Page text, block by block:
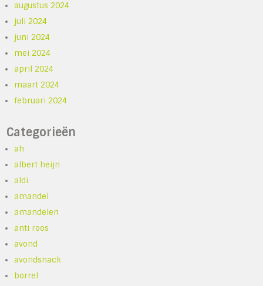
augustus 2024
juli 2024
juni 2024
mei 2024
april 2024
maart 2024
februari 2024
Categorieën
ah
albert heijn
aldi
amandel
amandelen
anti roos
avond
avondsnack
borrel